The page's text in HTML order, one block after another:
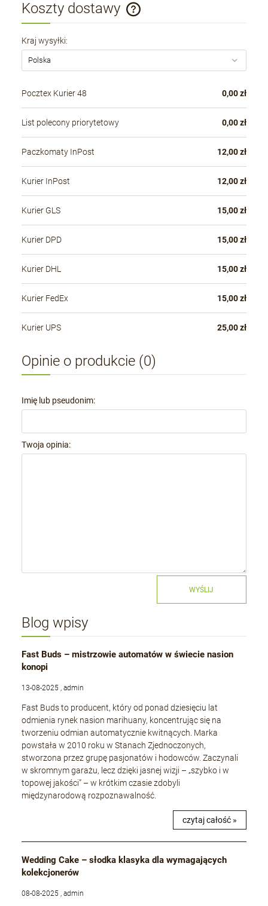
Koszty dostawy
Cena nie zawiera ewentualnych kosztów płatności
Kraj wysyłki:
Pocztex Kurier 48 0,00 zł
List polecony priorytetowy 0,00 zł
Paczkomaty InPost 12,00 zł
Kurier InPost 12,00 zł
Kurier GLS 15,00 zł
Kurier DPD 15,00 zł
Kurier DHL 15,00 zł
Kurier FedEx 15,00 zł
Kurier UPS 25,00 zł
Opinie o produkcie (0)
Imię lub pseudonim:
Twoja opinia:
WYŚLIJ
Blog wpisy
Fast Buds – mistrzowie automatów w świecie nasion
konopi
13-08-2025 , admin
Fast Buds to producent, który od ponad dziesięciu lat
odmienia rynek nasion marihuany, koncentrując się na
tworzeniu odmian automatycznie kwitnących. Marka
powstała w 2010 roku w Stanach Zjednoczonych,
stworzona przez grupę pasjonatów i hodowców. Zaczynali
w skromnym garażu, lecz dzięki jasnej wizji – „szybko i w
topowej jakości” – w krótkim czasie zdobyli
międzynarodową rozpoznawalność.
czytaj całość »
Wedding Cake – słodka klasyka dla wymagających
kolekcjonerów
08-08-2025 , admin